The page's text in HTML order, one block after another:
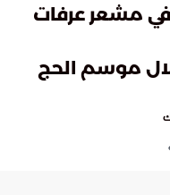
في مشعر عرفات
موسم الحج